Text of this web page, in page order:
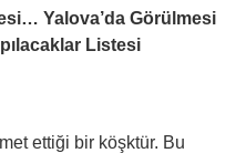
Yalova’da Görülmesi
Listesi
ettiği bir köşktür. Bu